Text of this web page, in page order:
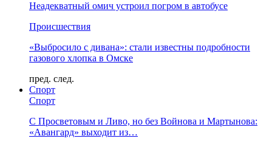
Неадекватный омич устроил погром в автобусе
Происшествия
«Выбросило с дивана»: стали известны подробности
газового хлопка в Омске
пред. след.
Спорт
Спорт
С Просветовым и Ливо, но без Войнова и Мартынова:
«Авангард» выходит из…